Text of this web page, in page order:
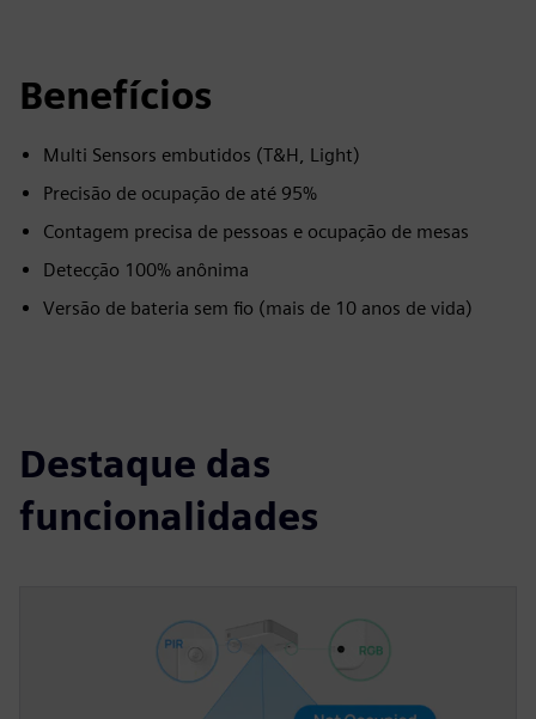
Benefícios
Multi Sensors embutidos (T&H, Light)
Precisão de ocupação de até 95%
Contagem precisa de pessoas e ocupação de mesas
Detecção 100% anônima
Versão de bateria sem fio (mais de 10 anos de vida)
Destaque das
funcionalidades